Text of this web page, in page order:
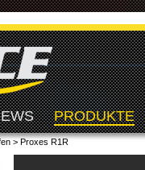
PRODUKTE
> Proxes R1R